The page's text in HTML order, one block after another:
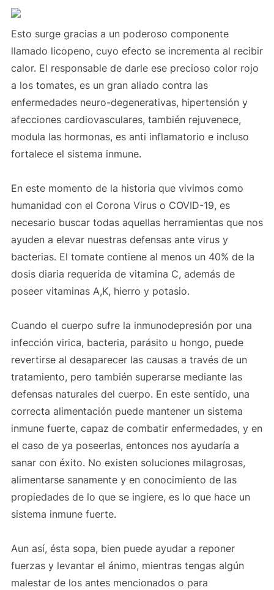
Esto surge gracias a un poderoso componente
llamado licopeno, cuyo efecto se incrementa al recibir
calor. El responsable de darle ese precioso color rojo
a los tomates, es un gran aliado contra las
enfermedades neuro-degenerativas, hipertensión y
afecciones cardiovasculares, también rejuvenece,
modula las hormonas, es anti inflamatorio e incluso
fortalece el sistema inmune.
En este momento de la historia que vivimos como
humanidad con el Corona Virus o COVID-19, es
necesario buscar todas aquellas herramientas que nos
ayuden a elevar nuestras defensas ante virus y
bacterias. El tomate contiene al menos un 40% de la
dosis diaria requerida de vitamina C, además de
poseer vitaminas A,K, hierro y potasio.
Cuando el cuerpo sufre la inmunodepresión por una
infección virica, bacteria, parásito u hongo, puede
revertirse al desaparecer las causas a través de un
tratamiento, pero también superarse mediante las
defensas naturales del cuerpo. En este sentido, una
correcta alimentación puede mantener un sistema
inmune fuerte, capaz de combatir enfermedades, y en
el caso de ya poseerlas, entonces nos ayudaría a
sanar con éxito. No existen soluciones milagrosas,
alimentarse sanamente y en conocimiento de las
propiedades de lo que se ingiere, es lo que hace un
sistema inmune fuerte.
Aun así, ésta sopa, bien puede ayudar a reponer
fuerzas y levantar el ánimo, mientras tengas algún
malestar de los antes mencionados o para